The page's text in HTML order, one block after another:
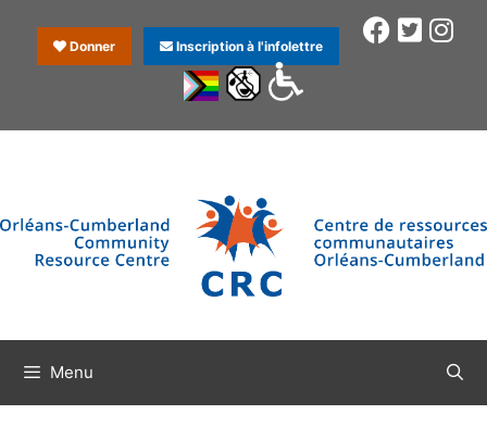
Donner Inscription à l'infolettre
Menu